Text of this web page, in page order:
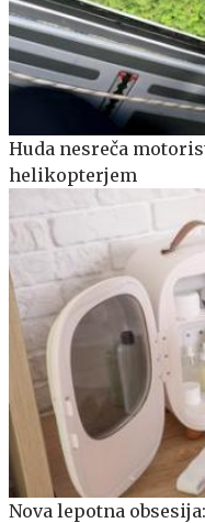
Huda nesreča
helikopterjem
Nova lepotna